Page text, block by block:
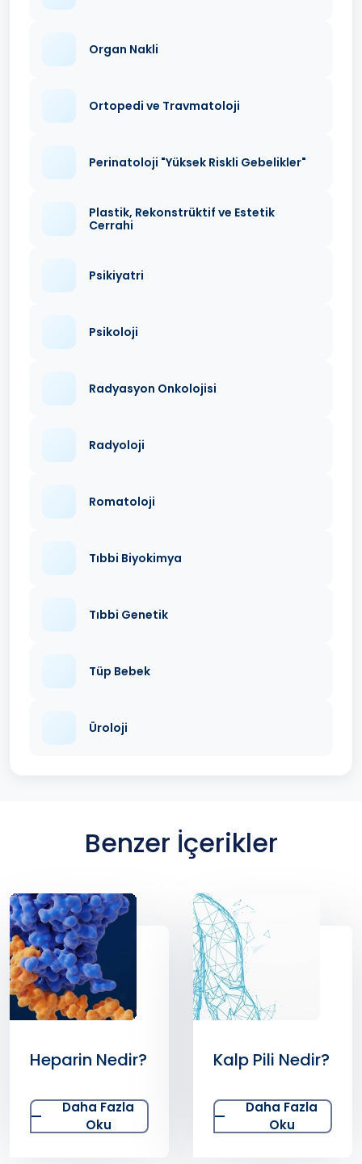
Organ Nakli
Ortopedi ve Travmatoloji
Perinatoloji "Yüksek Riskli Gebelikler"
Plastik, Rekonstrüktif ve Estetik
Cerrahi
Psikiyatri
Psikoloji
Radyasyon Onkolojisi
Radyoloji
Romatoloji
Tıbbi Biyokimya
Tıbbi Genetik
Tüp Bebek
Üroloji
Benzer İçerikler
Heparin Nedir?
Daha Fazla
Oku
Kalp Pili Nedir?
Daha Fazla
Oku